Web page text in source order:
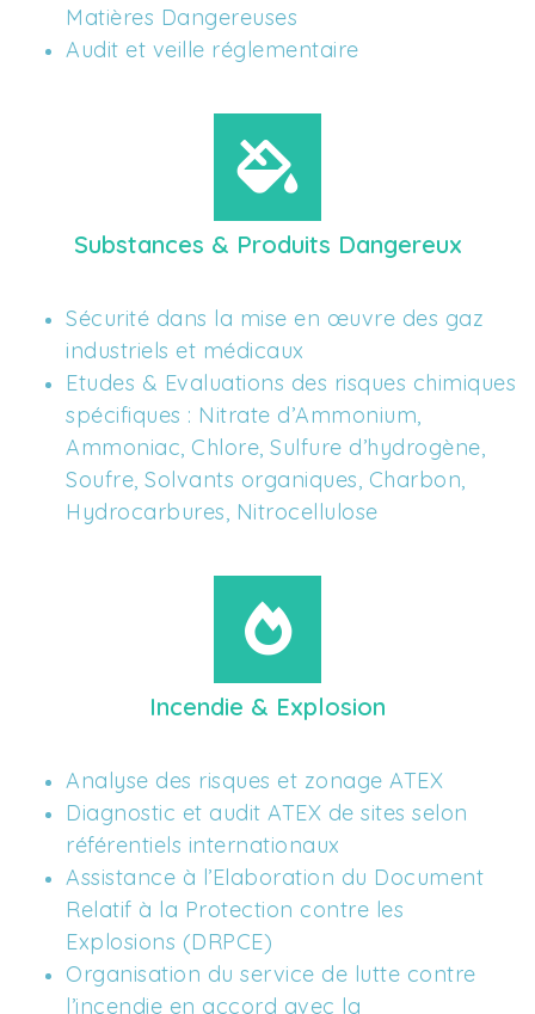
Matières Dangereuses
Audit et veille réglementaire
Substances & Produits Dangereux
Sécurité dans la mise en œuvre des gaz
industriels et médicaux
Etudes & Evaluations des risques chimiques
spécifiques : Nitrate d’Ammonium,
Ammoniac, Chlore, Sulfure d’hydrogène,
Soufre, Solvants organiques, Charbon,
Hydrocarbures, Nitrocellulose
Incendie & Explosion
Analyse des risques et zonage ATEX
Diagnostic et audit ATEX de sites selon
référentiels internationaux
Assistance à l’Elaboration du Document
Relatif à la Protection contre les
Explosions (DRPCE)
Organisation du service de lutte contre
l’incendie en accord avec la